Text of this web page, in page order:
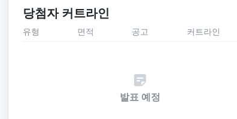
당첨자 커트라인
유형 면적 공고 커트라인
발표 예정